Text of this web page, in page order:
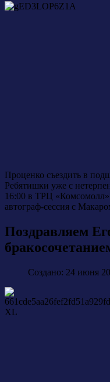
Проценко съездить в
Ребятишки уже с
16:00 в ТРЦ
автограф-сессия с
Поздравляем
Создано: 24 июня